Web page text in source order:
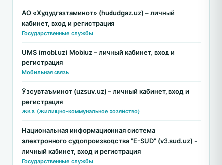
АО «Худудгазтаминот» (hududgaz.uz) – личный
кабинет, вход и регистрация
Государственные службы
UMS (mobi.uz) Mobiuz – личный кабинет, вход и
регистрация
Мобильная связь
Ўзсувтаъминот (uzsuv.uz) – личный кабинет, вход и
регистрация
ЖКХ (Жилищно-коммунальное хозяйство)
Национальная информационная система
электронного судопроизводства "E-SUD" (v3.sud.uz) -
личный кабинет, вход и регистрация
Государственные службы